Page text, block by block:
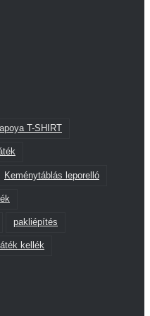
T-SHIRT
Keménytáblás leporelló
pakliépítés
kellék